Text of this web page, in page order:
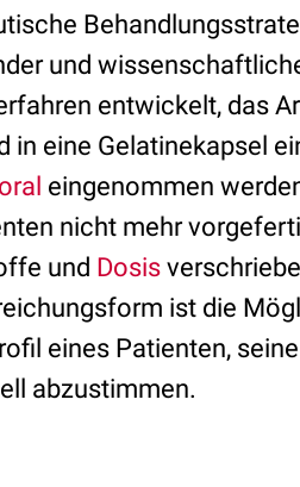
und
entwickelt, das
in eine Gelatinekapsel
oral eingenommen
nicht mehr
und Dosis
ist die
eines Patienten,
abzustimmen.